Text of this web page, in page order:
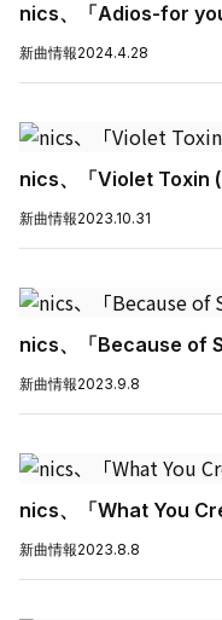
nics、「Adios-for
新曲情報2024.4.28
nics、「Violet Toxin
新曲情報2023.10.31
nics、「Because of
新曲情報2023.9.8
nics、「What You
新曲情報2023.8.8